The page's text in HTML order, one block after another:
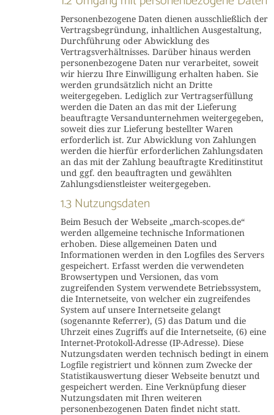
Personenbezogene Daten dienen ausschließlich der
Vertragsbegründung, inhaltlichen Ausgestaltung,
Durchführung oder Abwicklung des
Vertragsverhältnisses. Darüber hinaus werden
personenbezogene Daten nur verarbeitet, soweit
wir hierzu Ihre Einwilligung erhalten haben. Sie
werden grundsätzlich nicht an Dritte
weitergegeben. Lediglich zur Vertragserfüllung
werden die Daten an das mit der Lieferung
beauftragte Versandunternehmen weitergegeben,
soweit dies zur Lieferung bestellter Waren
erforderlich ist. Zur Abwicklung von Zahlungen
werden die hierfür erforderlichen Zahlungsdaten
an das mit der Zahlung beauftragte Kreditinstitut
und ggf. den beauftragten und gewählten
Zahlungsdienstleister weitergegeben.
1.3 Nutzungsdaten
Beim Besuch der Webseite „march-scopes.de“
werden allgemeine technische Informationen
erhoben. Diese allgemeinen Daten und
Informationen werden in den Logfiles des Servers
gespeichert. Erfasst werden die verwendeten
Browsertypen und Versionen, das vom
zugreifenden System verwendete Betriebssystem,
die Internetseite, von welcher ein zugreifendes
System auf unsere Internetseite gelangt
(sogenannte Referrer), (5) das Datum und die
Uhrzeit eines Zugriffs auf die Internetseite, (6) eine
Internet-Protokoll-Adresse (IP-Adresse). Diese
Nutzungsdaten werden technisch bedingt in einem
Logfile registriert und können zum Zwecke der
Statistikauswertung dieser Webseite benutzt und
gespeichert werden. Eine Verknüpfung dieser
Nutzungsdaten mit Ihren weiteren
personenbezogenen Daten findet nicht statt.